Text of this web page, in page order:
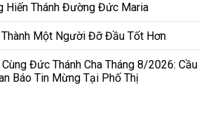
Hiến Thánh Đường Đức Maria
Một Người Đỡ Đầu Tốt Hơn
Đức Thánh Cha Tháng 8/2026: Cầu
Báo Tin Mừng Tại Phố Thị